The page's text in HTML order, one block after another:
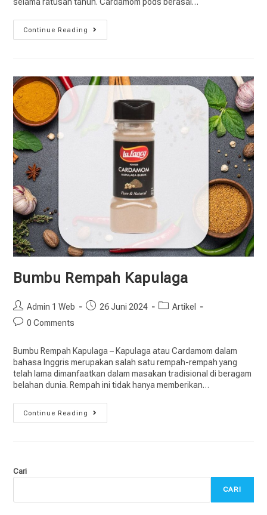
Continue Reading
Bumbu Rempah Kapulaga
Admin 1 Web 26 Juni 2024
Artikel
0 Comments
Bumbu Rempah Kapulaga – Kapulaga atau Cardamom dalam
bahasa Inggris merupakan salah satu rempah-rempah yang
telah lama dimanfaatkan dalam masakan tradisional di beragam
belahan dunia. Rempah ini tidak hanya memberikan…
Continue Reading
Cari
CARI